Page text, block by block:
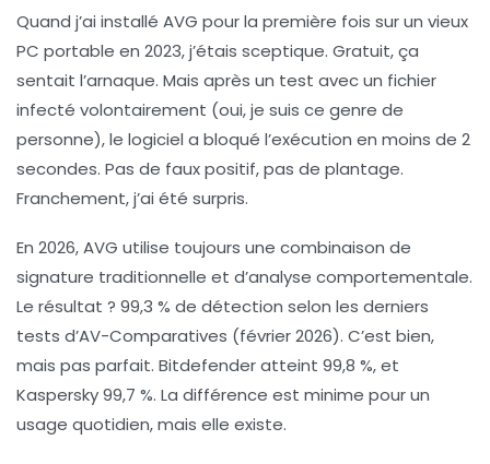
Quand j’ai installé AVG pour la première fois sur un vieux
PC portable en 2023, j’étais sceptique. Gratuit, ça
sentait l’arnaque. Mais après un test avec un fichier
infecté volontairement (oui, je suis ce genre de
personne), le logiciel a bloqué l’exécution en moins de 2
secondes. Pas de faux positif, pas de plantage.
Franchement, j’ai été surpris.
En 2026, AVG utilise toujours une combinaison de
signature traditionnelle et d’analyse comportementale.
Le résultat ? 99,3 % de détection selon les derniers
tests d’AV-Comparatives (février 2026). C’est bien,
mais pas parfait. Bitdefender atteint 99,8 %, et
Kaspersky 99,7 %. La différence est minime pour un
usage quotidien, mais elle existe.